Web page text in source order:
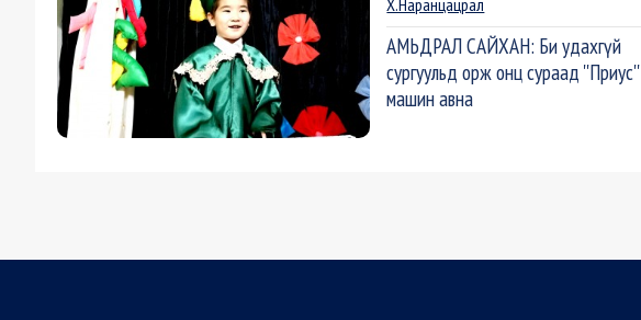
Х.Наранцацрал
АМЬДРАЛ САЙХАН: Би удахгүй
сургуульд орж онц сураад ''Приус''
машин авна